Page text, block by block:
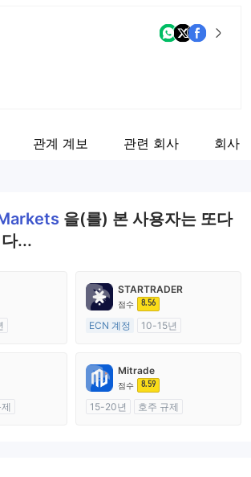
관계 계보 관련 회사 회사
을(를) 본 사용자는 또다
...
STARTRADER
점수 8.56
ECN 계정
10-15년
외환 거래 라이선스 (MM)
마스터 레이블 MT4
Mitrade
점수 8.59
15-20년
호주 규제